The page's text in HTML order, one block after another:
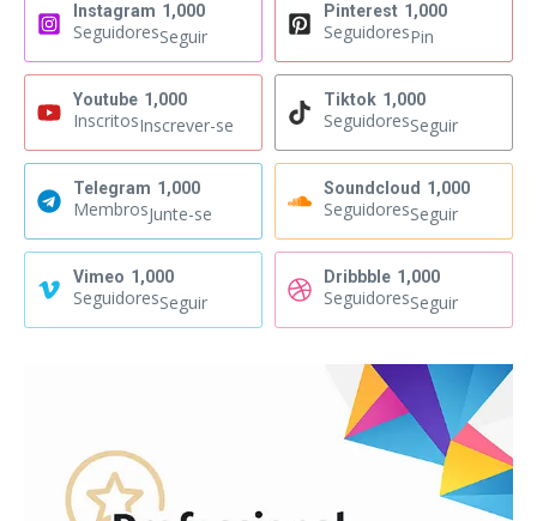
Instagram 1,000
SeguidoresSeguir
Pinterest 1,000
SeguidoresPin
Youtube 1,000
InscritosInscrever-se
Tiktok 1,000
SeguidoresSeguir
Telegram 1,000
MembrosJunte-se
Soundcloud 1,000
SeguidoresSeguir
Vimeo 1,000
SeguidoresSeguir
Dribbble 1,000
SeguidoresSeguir